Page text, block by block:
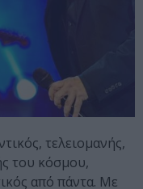
τελειομανής,
του κόσμου,
από πάντα. Με